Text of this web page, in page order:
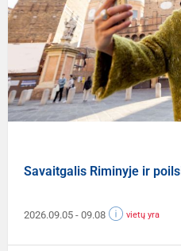
Savaitgalis Riminyje ir
2026.09.05 - 09.08 vietų yra